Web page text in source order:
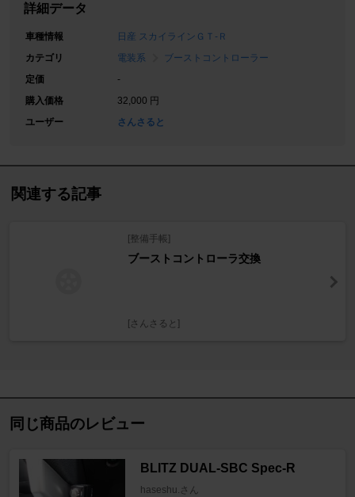
詳細データ
車種情報
日産 スカイラインＧＴ‐Ｒ
カテゴリ
電装系
ブーストコントローラー
定価
-
購入価格
32,000 円
ユーザー
さんさると
関連する記事
[整備手帳]
ブーストコントローラ交換
[さんさると]
同じ商品のレビュー
BLITZ DUAL-SBC Spec-R
haseshu.さん